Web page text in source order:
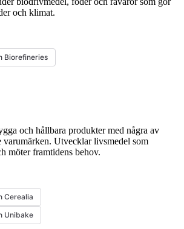
och klimat.
Biorefineries
och hållbara produkter med några av
varumärken. Utvecklar livsmedel som
möter framtidens behov.
Cerealia
Unibake